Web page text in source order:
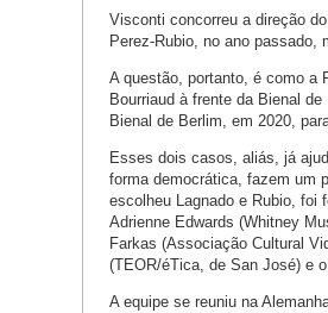
Visconti concorreu a direção
Perez-Rubio, no ano passado,
A questão, portanto, é como a
Bourriaud à frente da Bienal
Bienal de Berlim, em 2020,
Esses dois casos, aliás, já
forma democrática, fazem um
escolheu Lagnado e Rubio, foi
Adrienne Edwards (Whitney
Farkas (Associação Cultural
(TEOR/éTica, de San José) e
A equipe se reuniu na